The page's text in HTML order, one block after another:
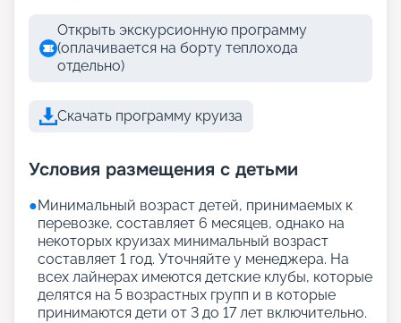
Открыть экскурсионную программу
(оплачивается на борту теплохода
отдельно)
Скачать программу круиза
Условия размещения с детьми
●Минимальный возраст детей, принимаемых к
перевозке, составляет 6 месяцев, однако на
некоторых круизах минимальный возраст
составляет 1 год. Уточняйте у менеджера. На
всех лайнерах имеются детские клубы, которые
делятся на 5 возрастных групп и в которые
принимаются дети от 3 до 17 лет включительно.